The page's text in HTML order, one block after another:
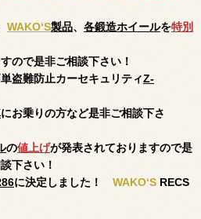
WAKO‘S製品、 各鍛造ホイールを特別
ので是非ご相談下さい！
盗難防止カーセキュリティZ-
にお乗りの方など是非ご相談下さ
の値上げが発表されておりますので是
下さい！
に決定しました！ WAKO‘S RECS